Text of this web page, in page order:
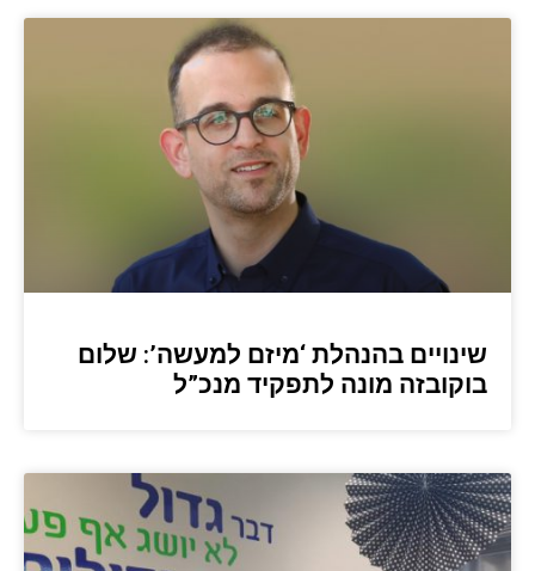
שינויים בהנהלת ‘מיזם למעשה’: שלום
בוקובזה מונה לתפקיד מנכ”ל